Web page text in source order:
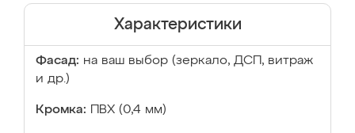
Характеристики
Фасад: на ваш выбор (зеркало, ДСП, витраж
и др.)
Кромка: ПВХ (0,4 мм)